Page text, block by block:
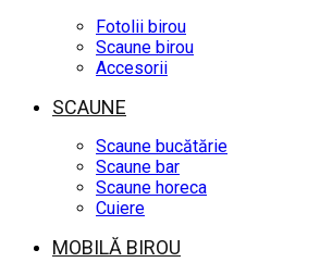
Fotolii birou
Scaune birou
Accesorii
SCAUNE
Scaune bucătărie
Scaune bar
Scaune horeca
Cuiere
MOBILĂ BIROU